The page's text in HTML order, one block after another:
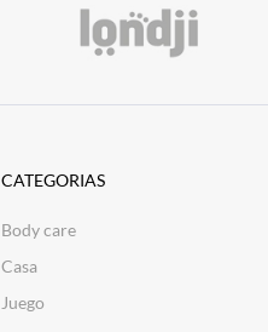
CATEGORIAS
Body care
Casa
Juego